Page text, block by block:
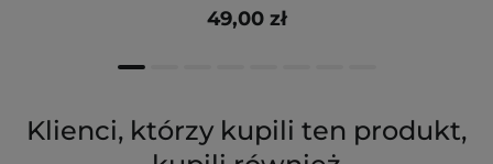
49,00 zł
Klienci, którzy kupili ten produkt,